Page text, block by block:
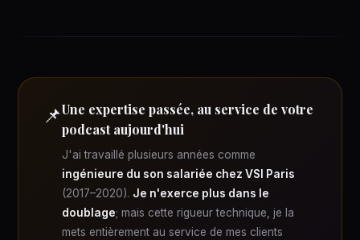
📌Une expertise passée, au service de votre
podcast aujourd'hui
J'ai travaillé plusieurs années comme
ingénieure du son salariée chez VSI Paris
(2017–2020). Je n'exerce plus dans le
doublage; mais cette rigueur technique, je la
mets entièrement au service de mes clients